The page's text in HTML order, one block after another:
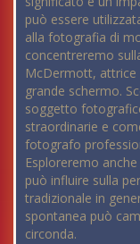
può essere
alla fotografia di
concentreremo
McDermott, attrice
grande schermo.
soggetto
straordinarie e
fotografo
Esploreremo
può influire sulla
tradizionale in
spontanea può
circonda.